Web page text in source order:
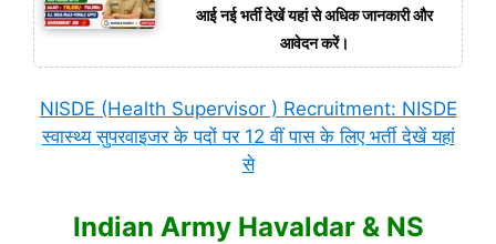
आई नई भर्ती देखें यहां से अधिक जानकारी और
आवेदन करें।
NISDE (Health Supervisor ) Recruitment: NISDE
स्वास्थ्य सुपरवाइजर के पदों पर 12 वीं पास के लिए भर्ती देखें यहां
से
Indian Army Havaldar & NS